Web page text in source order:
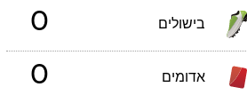
בישולים 0
אדומים 0